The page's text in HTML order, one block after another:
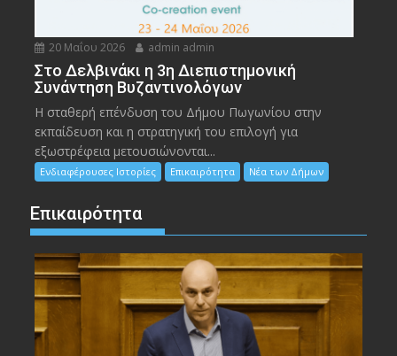
20 Μαΐου 2026 admin admin
Στο Δελβινάκι η 3η Διεπιστημονική
Συνάντηση Βυζαντινολόγων
Η σταθερή επένδυση του Δήμου Πωγωνίου στην
εκπαίδευση και η στρατηγική του επιλογή για
εξωστρέφεια μετουσιώνονται...
Ενδιαφέρουσες Ιστορίες Επικαιρότητα Νέα των Δήμων
Επικαιρότητα